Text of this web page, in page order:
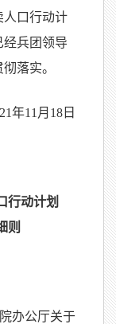
人口行动计
兵团领导
落实。
年11月18日
行动计划
则
办公厅关于